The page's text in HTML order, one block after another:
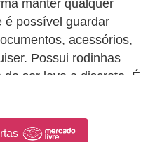
manter qualquer
é possível guardar
acessórios,
Possui rodinhas
ser leve e discreto. É
discreto. Medidas: